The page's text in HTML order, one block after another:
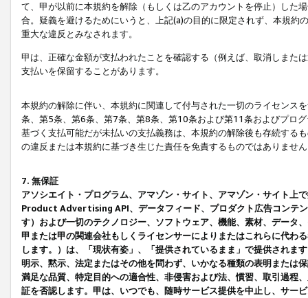
て、甲が以前に本規約を解除（もしくは乙のアカウントを停止）した
合。疑義を避けるためにいうと、上記(a)の目的に限定されず、本規
重大な違反とみなされます。
甲は、正確な金額が支払われたことを確認する（例えば、取消しまた
支払いを保留することがあります。
本規約の解除に伴い、本規約に関連して付与された一切のライセンス
条、第5条、第6条、第7条、第8条、第10条および第11条およびプロ
基づく支払可能だが未払いの支払義務は、本規約の解除後も存続する
の違反または本規約に基づき生じた責任を免責するものではありませ
7. 無保証
アソシエイト・プログラム、アマゾン・サイト、アマゾン・サイト上
Product Advertising API、データフィード、プロダクト広告コンテ
す）および一切のテクノロジー、ソフトウェア、機能、素材、データ
甲または甲の関連会社もしくライセンサーによりまたはこれらに代わ
します。）は、「現状有姿」、「提供されているまま」で提供されま
明示、黙示、法定またはその他を問わず、いかなる種類の表明または
満足な品質、特定目的への適合性、非侵害および法、慣習、取引過程
証を否認します。甲は、いつでも、随時サービス提供を中止し、サー